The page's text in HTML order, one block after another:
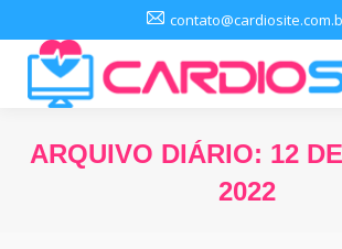
ARQUIVO DIÁRIO: 12
2022